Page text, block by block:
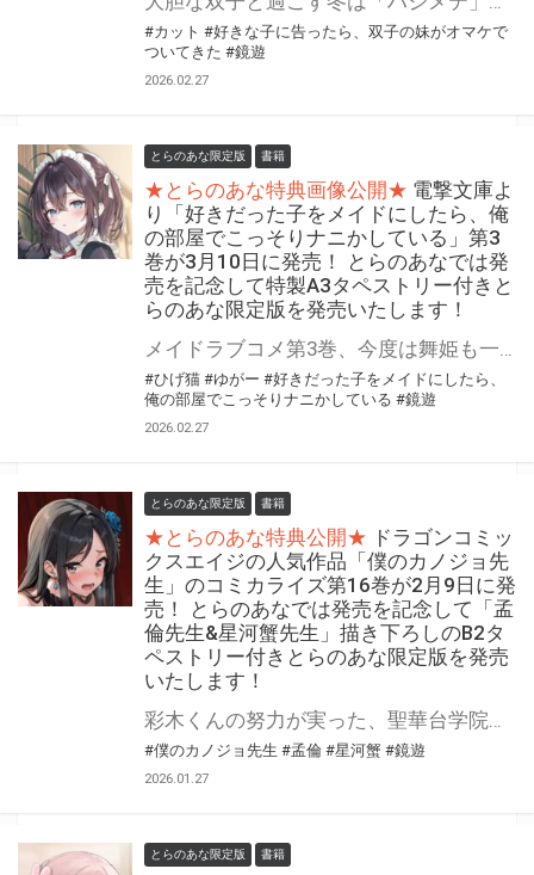
#カット #好きな子に告ったら、双子の妹がオマケで
ついてきた #鏡遊
2026.02.27
とらのあな限定版 書籍
★とらのあな特典画像公開★ 電撃文庫よ
り「好きだった子をメイドにしたら、俺
の部屋でこっそりナニかしている」第3
巻が3月10日に発売！ とらのあなでは発
売を記念して特製A3タペストリー付きと
らのあな限定版を発売いたします！
メイドラブコメ第3巻、今度は舞姫も一肌脱ぐ!?(色んな意味で) 電撃文庫より 『好きだった子をメイドにしたら、俺の部屋でこっそりナニかしている』第3巻が3月10日(火)に発売！ とらのあなでは発売を記念して「特製A3タペストリー付き」とらのあな限定版を発売いたします。 とらのあな限定版の数は限られていますので是非お早めにお求めください！
#ひげ猫 #ゆがー #好きだった子をメイドにしたら、
俺の部屋でこっそりナニかしている #鏡遊
2026.02.27
とらのあな限定版 書籍
★とらのあな特典公開★ ドラゴンコミッ
クスエイジの人気作品「僕のカノジョ先
生」のコミカライズ第16巻が2月9日に発
売！ とらのあなでは発売を記念して「孟
倫先生&星河蟹先生」描き下ろしのB2タ
ペストリー付きとらのあな限定版を発売
いたします！
彩木くんの努力が実った、聖華台学院の文化祭がはじまる――！ 「僕のカノジョ先生」の第16巻が2月9日（月）に発売！ とらのあなでは発売を記念して「描き下ろしB2タペストリー」付きとらのあな限定版を発売いたします。 イラストは「孟倫先生&星河蟹先生」先生の描き下ろしイラストです！ とらのあな限定版は数量限定となりますので是非お早めにお求めください！
#僕のカノジョ先生 #孟倫 #星河蟹 #鏡遊
2026.01.27
とらのあな限定版 書籍